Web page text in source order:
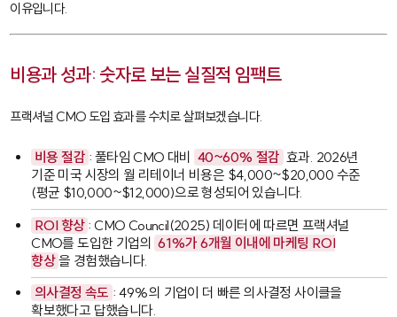
이유입니다.
비용과 성과: 숫자로 보는 실질적 임팩트
프랙셔널 CMO 도입 효과를 수치로 살펴보겠습니다.
비용 절감 : 풀타임 CMO 대비 40~60% 절감 효과. 2026년
기준 미국 시장의 월 리테이너 비용은 $4,000~$20,000 수준
(평균 $10,000~$12,000)으로 형성되어 있습니다.
ROI 향상 : CMO Council(2025) 데이터에 따르면 프랙셔널
CMO를 도입한 기업의 61%가 6개월 이내에 마케팅 ROI
향상 을 경험했습니다.
의사결정 속도 : 49%의 기업이 더 빠른 의사결정 사이클을
확보했다고 답했습니다.